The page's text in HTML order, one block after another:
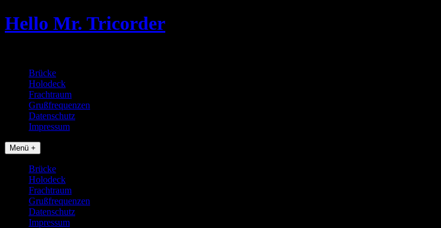
Skip
to
Hello Mr. Tricorder
Brücke
Holodeck
Frachtraum
Grußfrequenzen
Datenschutz
Impressum
Menü +
Brücke
Holodeck
Frachtraum
Grußfrequenzen
Datenschutz
Impressum